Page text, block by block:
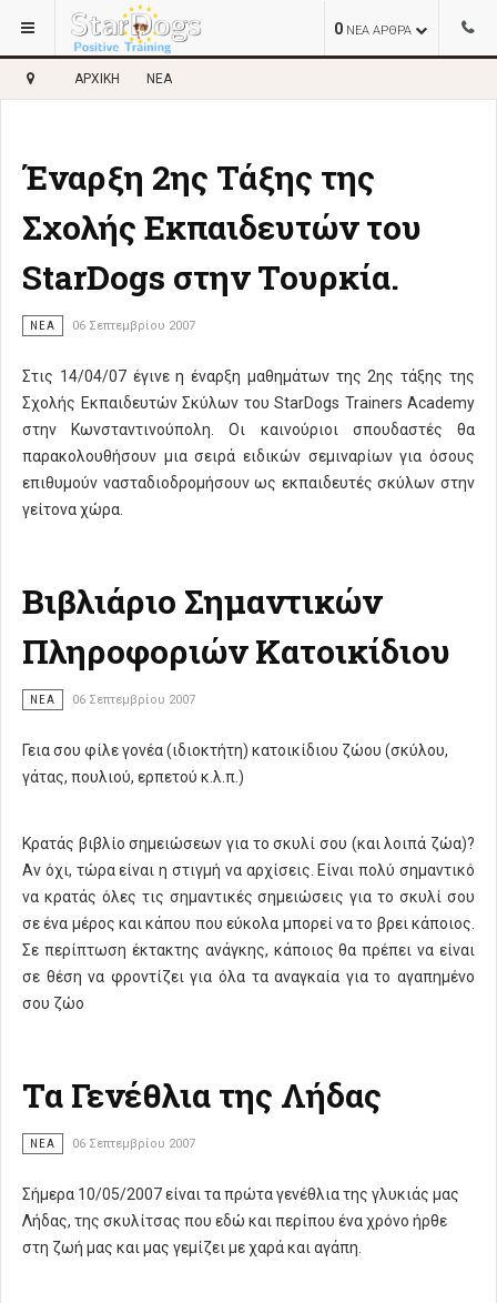
0 ΝΕΑ ΑΡΘΡΑ
ΑΡΧΙΚΉ ΝΈΑ
Έναρξη 2ης Τάξης της
Σχολής Εκπαιδευτών του
StarDogs στην Τουρκία.
ΝΈΑ 06 Σεπτεμβρίου 2007
Στις 14/04/07 έγινε η έναρξη μαθημάτων της 2ης τάξης της
Σχολής Εκπαιδευτών Σκύλων του StarDogs Trainers Academy
στην Κωνσταντινούπολη. Οι καινούριοι σπουδαστές θα
παρακολουθήσουν μια σειρά ειδικών σεμιναρίων για όσους
επιθυμούν νασταδιοδρομήσουν ως εκπαιδευτές σκύλων στην
γείτονα χώρα.
Βιβλιάριο Σημαντικών
Πληροφοριών Κατοικίδιου
ΝΈΑ 06 Σεπτεμβρίου 2007
Γεια σου φίλε γονέα (ιδιοκτήτη) κατοικίδιου ζώου (σκύλου,
γάτας, πουλιού, ερπετού κ.λ.π.)
Κρατάς βιβλίο σημειώσεων για το σκυλί σου (και λοιπά ζώα)?
Αν όχι, τώρα είναι η στιγμή να αρχίσεις. Είναι πολύ σημαντικό
να κρατάς όλες τις σημαντικές σημειώσεις για το σκυλί σου
σε ένα μέρος και κάπου που εύκολα μπορεί να το βρει κάποιος.
Σε περίπτωση έκτακτης ανάγκης, κάποιος θα πρέπει να είναι
σε θέση να φροντίζει για όλα τα αναγκαία για το αγαπημένο
σου ζώο
Τα Γενέθλια της Λήδας
ΝΈΑ 06 Σεπτεμβρίου 2007
Σήμερα 10/05/2007 είναι τα πρώτα γενέθλια της γλυκιάς μας
Λήδας, της σκυλίτσας που εδώ και περίπου ένα χρόνο ήρθε
στη ζωή μας και μας γεμίζει με χαρά και αγάπη.